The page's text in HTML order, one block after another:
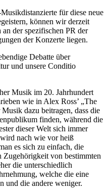
für diese neue
können wir derzeit
der spezifischen PR der
der Konzerte liegen.
Debatte über
und unsere Conditio
Musik im 20. Jahrhundert
wie in Alex Ross’ „The
dazu beitragen, dass die
finden, während die
dieser Welt sich immer
nach wie vor heiß
es sich zu einfach, die
Zugehörigkeit von bestimmten
die unterschiedlich
welche die eine
und die andere weniger.